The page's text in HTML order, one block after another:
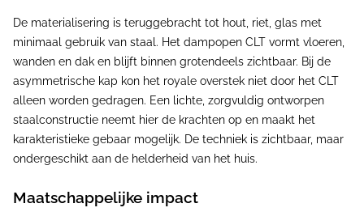
De materialisering is teruggebracht tot hout, riet, glas met
minimaal gebruik van staal. Het dampopen CLT vormt vloeren,
wanden en dak en blijft binnen grotendeels zichtbaar. Bij de
asymmetrische kap kon het royale overstek niet door het CLT
alleen worden gedragen. Een lichte, zorgvuldig ontworpen
staalconstructie neemt hier de krachten op en maakt het
karakteristieke gebaar mogelijk. De techniek is zichtbaar, maar
ondergeschikt aan de helderheid van het huis.
Maatschappelijke impact